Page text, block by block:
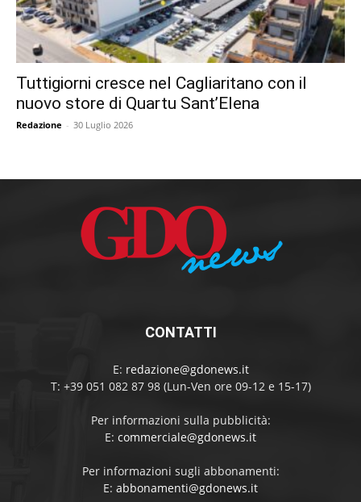
Tuttigiorni cresce nel Cagliaritano con il
nuovo store di Quartu Sant’Elena
Redazione - 30 Luglio 2026
CONTATTI
E: redazione@gdonews.it
T: +39 051 082 87 98 (Lun-Ven ore 09-12 e 15-17)
Per informazioni sulla pubblicità:
E: commerciale@gdonews.it
Per informazioni sugli abbonamenti:
E: abbonamenti@gdonews.it